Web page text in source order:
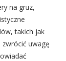
na gruz,
takich jak
uwagę